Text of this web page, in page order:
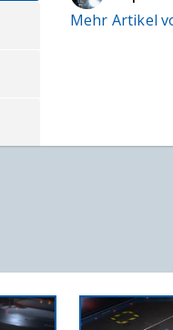
Mehr Artikel
WARENKORB